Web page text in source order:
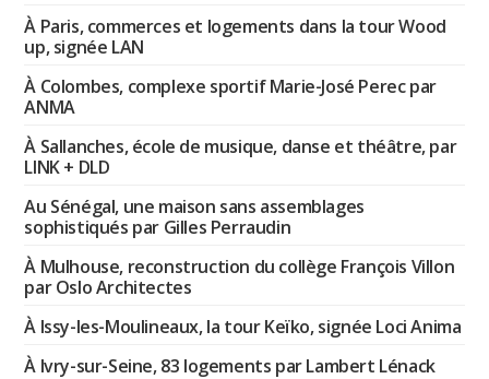
À Paris, commerces et logements dans la tour Wood
up, signée LAN
À Colombes, complexe sportif Marie-José Perec par
ANMA
À Sallanches, école de musique, danse et théâtre, par
LINK + DLD
Au Sénégal, une maison sans assemblages
sophistiqués par Gilles Perraudin
À Mulhouse, reconstruction du collège François Villon
par Oslo Architectes
À Issy-les-Moulineaux, la tour Keïko, signée Loci Anima
À Ivry-sur-Seine, 83 logements par Lambert Lénack